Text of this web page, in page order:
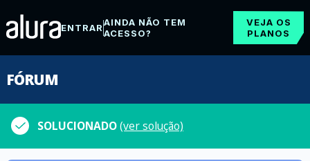
ENTRARAINDA NÃO TEM
ACESSO?
VEJA OS
PLANOS
FÓRUM
SOLUCIONADO(ver solução)